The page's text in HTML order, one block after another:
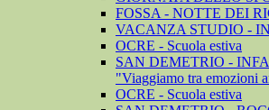
FOSSA - NOTTE DEI
VACANZA STUDIO -
OCRE - Scuola estiva
SAN DEMETRIO -
"Viaggiamo tra emozioni
OCRE - Scuola estiva